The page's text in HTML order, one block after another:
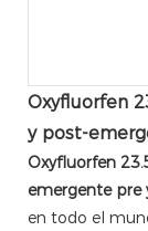
Oxyfluorfen
y post-
Oxyfluorfen
emergente pre
en todo el